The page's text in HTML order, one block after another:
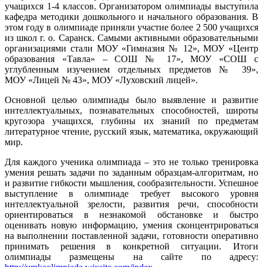
учащихся 1-4 классов. Организатором олимпиады выступила
кафедра методики дошкольного и начального образования. В
этом году в олимпиаде приняли участие более 2 500 учащихся
из школ г. о. Саранск. Самыми активными образовательными
организациями стали МОУ «Гимназия № 12», МОУ «Центр
образования «Тавла» – СОШ № 17», МОУ «СОШ с
углубленным изучением отдельных предметов № 39»,
МОУ «Лицей № 43», МОУ «Луховский лицей».
Основной целью олимпиады было выявление и развитие
интеллектуальных, познавательных способностей, широты
кругозора учащихся, глубины их знаний по предметам
литературное чтение, русский язык, математика, окружающий
мир.
Для каждого ученика олимпиада – это не только тренировка
умения решать задачи по заданным образцам-алгоритмам, но
и развитие гибкости мышления, сообразительности. Успешное
выступление в олимпиаде требует высокого уровня
интеллектуальной зрелости, развития речи, способности
ориентироваться в незнакомой обстановке и быстро
оценивать новую информацию, умения сконцентрироваться
на выполнении поставленной задачи, готовности оперативно
принимать решения в конкретной ситуации. Итоги
олимпиады размещены на сайте по адресу: